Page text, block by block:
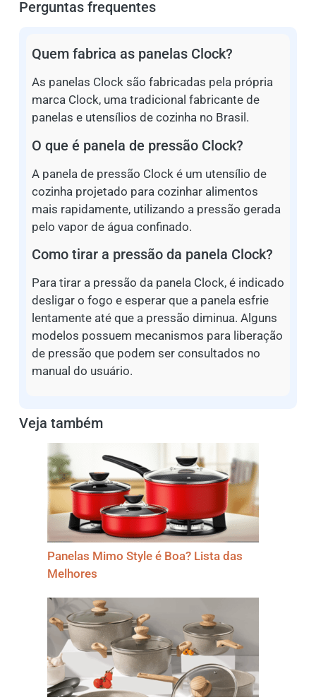
Perguntas frequentes
Quem fabrica as panelas Clock?
As panelas Clock são fabricadas pela própria
marca Clock, uma tradicional fabricante de
panelas e utensílios de cozinha no Brasil.
O que é panela de pressão Clock?
A panela de pressão Clock é um utensílio de
cozinha projetado para cozinhar alimentos
mais rapidamente, utilizando a pressão gerada
pelo vapor de água confinado.
Como tirar a pressão da panela Clock?
Para tirar a pressão da panela Clock, é indicado
desligar o fogo e esperar que a panela esfrie
lentamente até que a pressão diminua. Alguns
modelos possuem mecanismos para liberação
de pressão que podem ser consultados no
manual do usuário.
Veja também
Panelas Mimo Style é Boa? Lista das
Melhores